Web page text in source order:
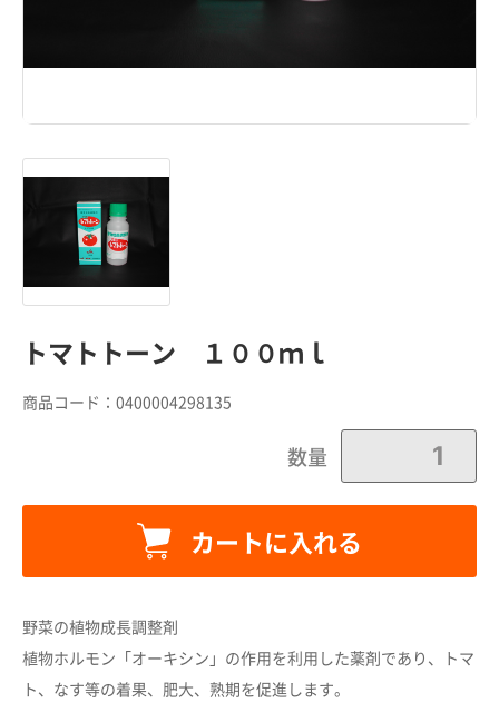
トマトトーン １００ｍｌ
商品コード： 0400004298135
数量
カートに入れる
野菜の植物成長調整剤
植物ホルモン「オーキシン」の作用を利用した薬剤であり、トマ
ト、なす等の着果、肥大、熟期を促進します。